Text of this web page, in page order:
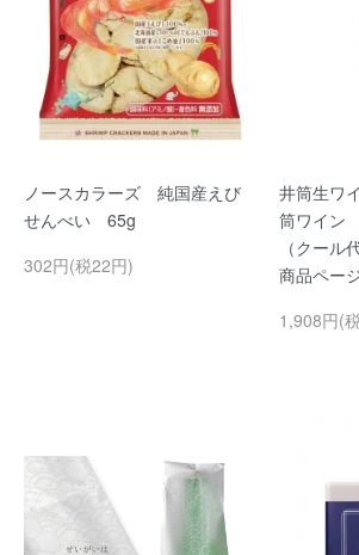
ノースカラーズ 純国産えび
せんべい 65g
302円(税22円)
井筒生ワ
筒ワイ
（クール
商品ペー
1,908円(